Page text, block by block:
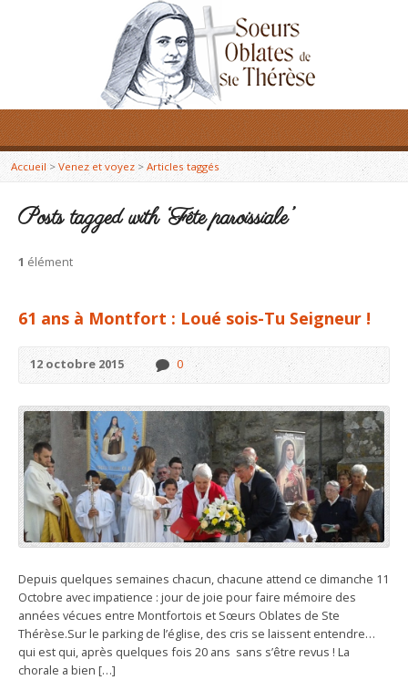
Accueil> Venez et voyez > Articles taggés
Posts tagged with ‘Fête paroissiale’
1 élément
61 ans à Montfort : Loué sois-Tu Seigneur !
12 octobre 2015 0
Depuis quelques semaines chacun, chacune attend ce dimanche 11
Octobre avec impatience : jour de joie pour faire mémoire des
années vécues entre Montfortois et Sœurs Oblates de Ste
Thérèse.Sur le parking de l’église, des cris se laissent entendre…
qui est qui, après quelques fois 20 ans sans s’être revus ! La
chorale a bien […]